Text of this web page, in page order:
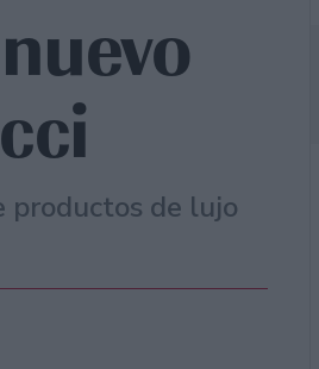
productos de lujo